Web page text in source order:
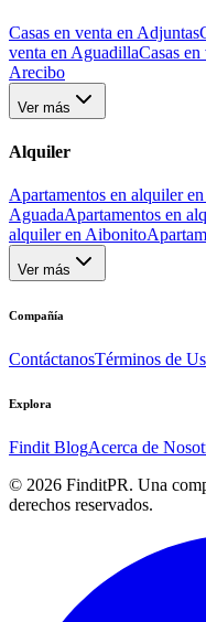
Casas en venta en Adjuntas
venta en AguadillaCasas
Arecibo
Ver más
Alquiler
Apartamentos en alquiler
AguadaApartamentos en
alquiler en Aibonito
Ver más
Compañía
ContáctanosTérminos de
Explora
Findit BlogAcerca de
© 2026 FinditPR. Una
derechos reservados.